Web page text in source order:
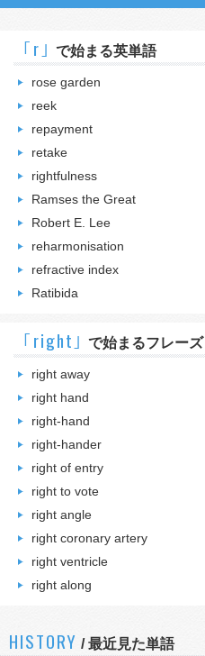
｢r｣ で始まる英単語
rose garden
reek
repayment
retake
rightfulness
Ramses the Great
Robert E. Lee
reharmonisation
refractive index
Ratibida
｢right｣ で始まるフレーズ
right away
right hand
right-hand
right-hander
right of entry
right to vote
right angle
right coronary artery
right ventricle
right along
HISTORY /最近見た単語